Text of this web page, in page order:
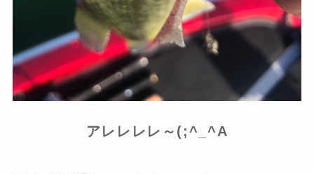
アレレレレ～(;^_^A